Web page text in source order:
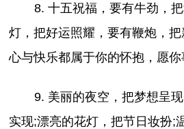
8. 十五祝福，要有牛劲，
灯，把好运照耀，要有鞭炮，
心与快乐都属于你的怀抱，愿
9. 美丽的夜空，把梦想呈
实现;漂亮的花灯，把节日妆扮;